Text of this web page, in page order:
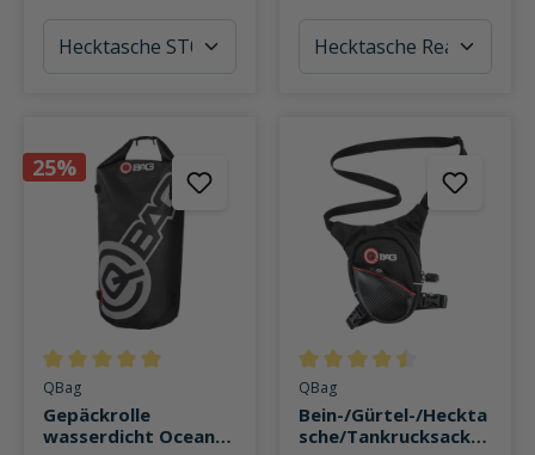
25%
Durchschnittliche Bewertung von 5 von 5 Sternen
QBag
Gepäckrolle
wasserdicht Ocean
Durchschnittliche Bewertung
QBag
Bein-/Gürtel-/Heckta
sche/Tankrucksack